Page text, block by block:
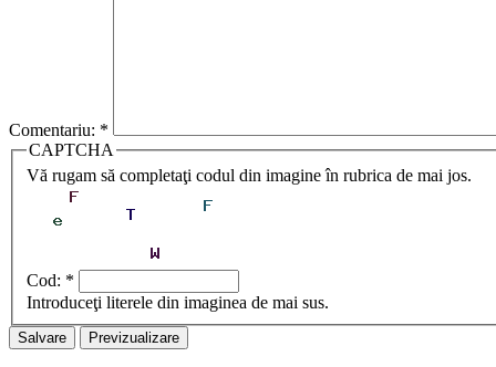
Comentariu: *
CAPTCHA
Vă rugam să completaţi codul din imagine în rubrica de mai jos.
Cod: *
Introduceţi literele din imaginea de mai sus.